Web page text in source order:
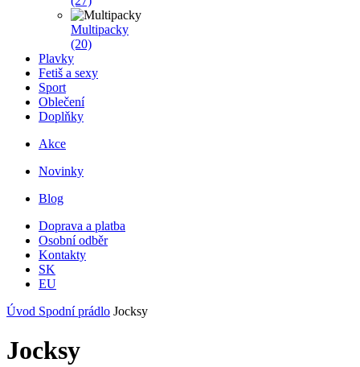
Multipacky
(20)
Plavky
Fetiš a sexy
Sport
Oblečení
Doplňky
Akce
Novinky
Blog
Doprava a platba
Osobní odběr
Kontakty
SK
EU
Úvod Spodní prádlo Jocksy
Jocksy